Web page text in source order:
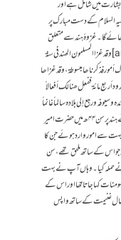
بشارت میں شامل ہے اور
السلام کے دست مبارک پر
گا۔ غزوۂ ہند سے متعلق
احادیث ذکر کرنے کے بعد امام ابن کثیر فرماتے ہیں: [arabic]وقد غزا المسلمون الھند في سنۃ
فذكرناھا مبسوطۃ، وقد غزاھا
أربع مائۃ ففعل ھنالك أفعالاً
ورجع إلى بلادہ سالماً غانماً
(النہایۃ فی الفتن:ص:۱۲۔۱۳)[/arabic] اور مسلمانوں نے ہند پر سن ۴۴ھ میں حضرت امیر
بہت سے امور وارد ہوئے جن کا
جو اس کے ساتھ ملحق تھے، سن
نے حملہ کیا۔ وہاں آپ نے بہت
کہا جاتا تھا اور اس کے
مال غنیمت کے ساتھ واپس